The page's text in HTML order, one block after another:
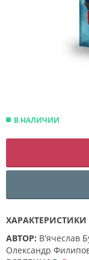
В НАЛИЧИИ
АВТОР: В'ячеслав
Олександр